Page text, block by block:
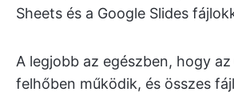
Sheets és a Google Slides
A legjobb az egészben, hogy
felhőben működik, és összes